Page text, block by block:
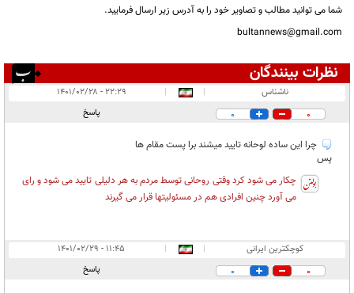
شما می توانید مطالب و تصاویر خود را به آدرس زیر ارسال فرمایید.
bultannews@gmail.com
نظرات بینندگان
در انتظار بررسی:
ناشناس |
|
۲۲:۲۹ - ۱۴۰۱/۰۲/۲۸
0
0 پاسخ
چرا این ساده لوحانه تایید میشند برا پست مقام ها
پس
چکار می شود کرد وقتی روحانی توسط مردم به هر دلیلی تایید می شود و رای
می آورد چنین افرادی هم در مسئولیتها قرار می گیرند
کوچکترین ایرانی |
|
۱۱:۴۵ - ۱۴۰۱/۰۲/۲۹
0
0 پاسخ